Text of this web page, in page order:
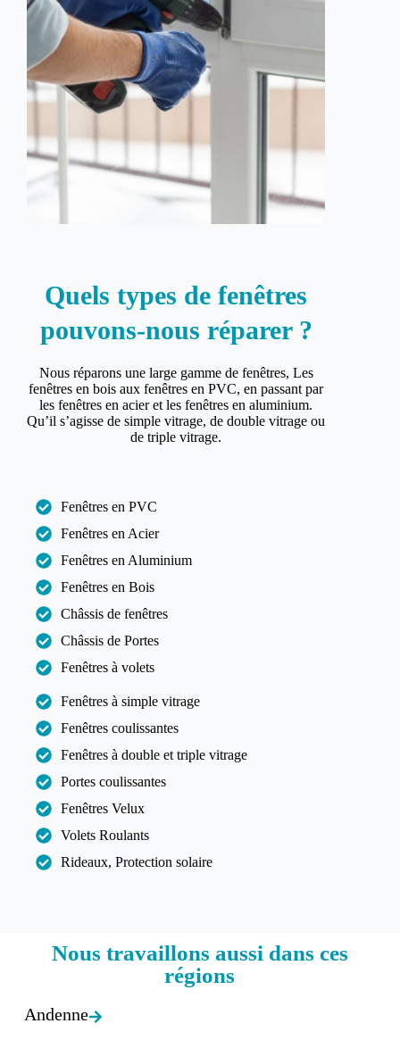
Quels types de fenêtres
pouvons-nous réparer ?
Nous réparons une large gamme de fenêtres, Les
fenêtres en bois aux fenêtres en PVC, en passant par
les fenêtres en acier et les fenêtres en aluminium.
Qu’il s’agisse de simple vitrage, de double vitrage ou
de triple vitrage.
Fenêtres en PVC
Fenêtres en Acier
Fenêtres en Aluminium
Fenêtres en Bois
Châssis de fenêtres
Châssis de Portes
Fenêtres à volets
Fenêtres à simple vitrage
Fenêtres coulissantes
Fenêtres à double et triple vitrage
Portes coulissantes
Fenêtres Velux
Volets Roulants
Rideaux, Protection solaire
Nous travaillons aussi dans ces
régions​
Andenne